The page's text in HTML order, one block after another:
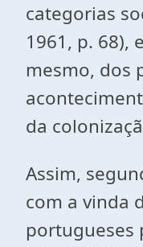
categorias
1961, p. 68),
mesmo, dos
da
Assim,
com a vinda
portugueses